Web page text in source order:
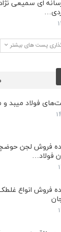
ای سمیعی
پست های بیشتر
فولاد میبد و
فروش لجن
فولاد…
فروش انواع